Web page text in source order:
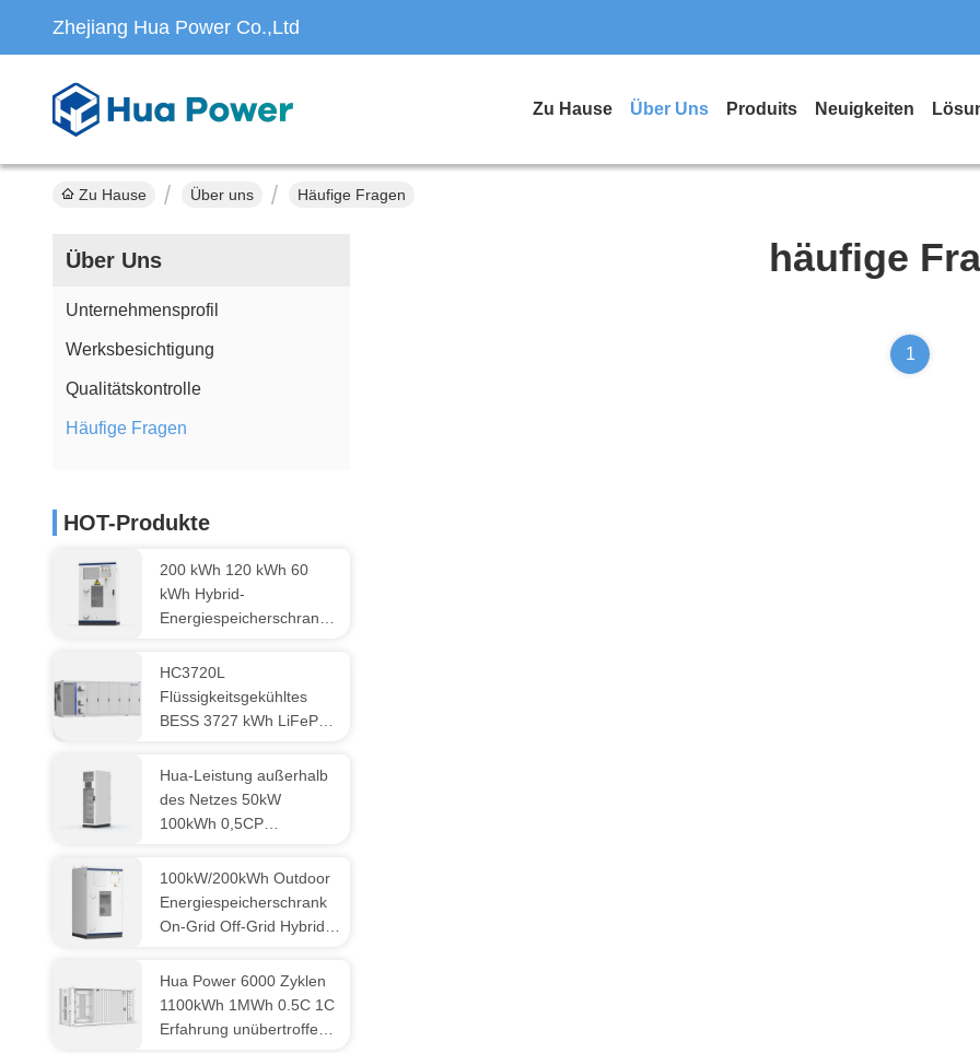
Zhejiang Hua Power Co.,Ltd
Zu Hause Über Uns Produits Neuigkeiten
Zu Hause Über uns Häufige Fragen
Über Uns
Unternehmensprofil
Werksbesichtigung
Qualitätskontrolle
Häufige Fragen
HOT-Produkte
200 kWh 120 kWh 60
kWh Hybrid-
Energiespeicherschrank
One industrielles
Solarbatterie-
Speichersystem
HC3720L
Flüssigkeitsgekühltes
BESS 3727 kWh LiFePO4
Hua-Leistung außerhalb
des Netzes 50kW
100kWh 0,5CP
Innen-PV-Geschäfts-
Energiespeichersysteme
100kW/200kWh Outdoor
Energiespeicherschrank
On-Grid Off-Grid Hybrid
Gewerblicher
Batteriespeichersystem
Hua Power 6000 Zyklen
1100kWh 1MWh 0.5C 1C
Erfahrung unübertroffene
häufige
1